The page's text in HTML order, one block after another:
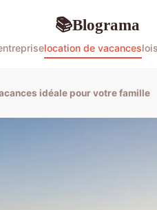
📚Blograma
location de vacances
idéale pour votre famille